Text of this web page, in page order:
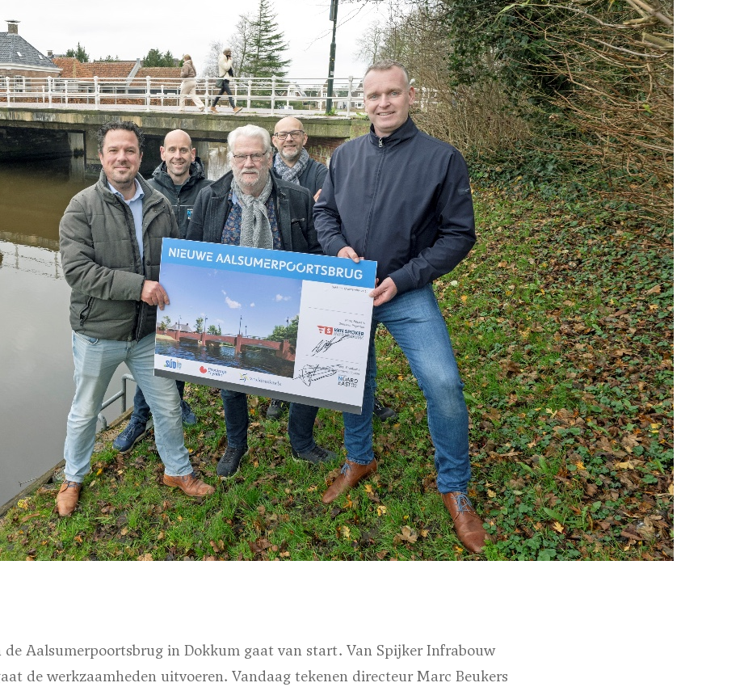
de Aalsumerpoortsbrug in Dokkum gaat van start. Van Spijker Infrabouw
de werkzaamheden uitvoeren. Vandaag tekenen directeur Marc Beukers